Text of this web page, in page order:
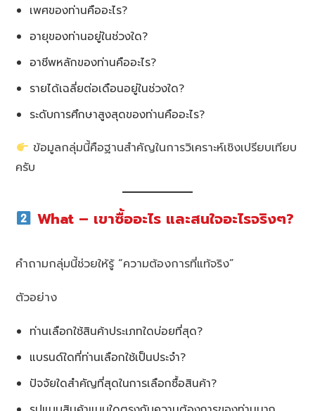
เพศของท่านคืออะไร?
อายุของท่านอยู่ในช่วงใด?
อาชีพหลักของท่านคืออะไร?
รายได้เฉลี่ยต่อเดือนอยู่ในช่วงใด?
ระดับการศึกษาสูงสุดของท่านคืออะไร?
ข้อมูลกลุ่มนี้คือฐานสำคัญในการวิเคราะห์เชิงเปรียบเทียบ
ครับ
What – เขาซื้ออะไร และสนใจอะไรจริงๆ?
คำถามกลุ่มนี้ช่วยให้รู้ “ความต้องการที่แท้จริง”
ตัวอย่าง
ท่านเลือกใช้สินค้าประเภทใดบ่อยที่สุด?
แบรนด์ใดที่ท่านเลือกใช้เป็นประจำ?
ปัจจัยใดสำคัญที่สุดในการเลือกซื้อสินค้า?